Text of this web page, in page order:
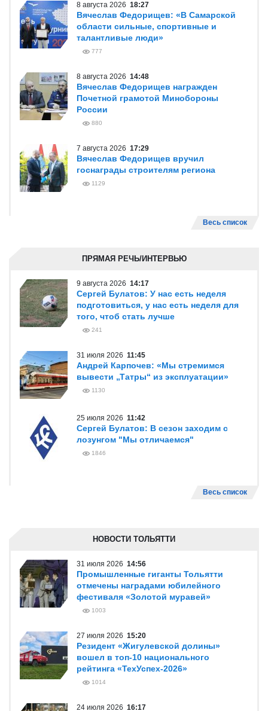
8 августа 2026 18:27
Вячеслав Федорищев: «В Самарской
области сильные, спортивные и
талантливые люди»
777
8 августа 2026 14:48
Вячеслав Федорищев награжден
Почетной грамотой Минобороны
России
880
7 августа 2026 17:29
Вячеслав Федорищев вручил
госнаграды строителям региона
1129
Весь список
ПРЯМАЯ РЕЧЬ/ИНТЕРВЬЮ
9 августа 2026 14:17
Сергей Булатов: У нас есть неделя
подготовиться, у нас есть неделя для
того, чтоб стать лучше
241
31 июля 2026 11:45
Андрей Карпочев: «Мы стремимся
вывести „Татры“ из эксплуатации»
1130
25 июля 2026 11:42
Сергей Булатов: В сезон заходим с
лозунгом "Мы отличаемся"
1846
Весь список
НОВОСТИ ТОЛЬЯТТИ
31 июля 2026 14:56
Промышленные гиганты Тольятти
отмечены наградами юбилейного
фестиваля «Золотой муравей»
1003
27 июля 2026 15:20
Резидент «Жигулевской долины»
вошел в топ-10 национального
рейтинга «ТехУспех-2026»
1014
24 июля 2026 16:17